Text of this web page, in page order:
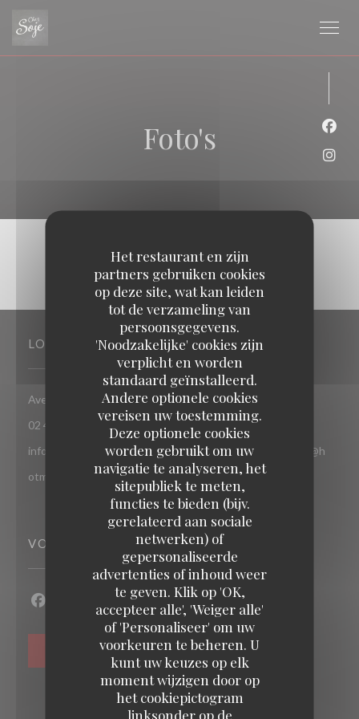
Het restaurant en zijn
partners gebruiken cookies
op deze site, wat kan leiden
tot de verzameling van
persoonsgegevens.
'Noodzakelijke' cookies zijn
verplicht en worden
standaard geïnstalleerd.
Andere optionele cookies
vereisen uw toestemming.
Deze optionele cookies
worden gebruikt om uw
navigatie te analyseren, het
sitepubliek te meten,
functies te bieden (bijv.
gerelateerd aan sociale
netwerken) of
gepersonaliseerde
advertenties of inhoud weer
te geven. Klik op 'OK,
accepteer alle', 'Weiger alle'
of 'Personaliseer' om uw
voorkeuren te beheren. U
kunt uw keuzes op elk
moment wijzigen door op
het cookiepictogram
linksonder op de
Foto's
LOCATIE
Avenue de jette 85 1090 Jette Bruxelles((opent in een nieuw
02 427 55 52
info@chezsoje.be,dubmichel@hotmail.com,freddubois66@h
otmail.com
VOLG ONS
Facebook ((opent in een nieuw venster))
Instagram ((opent in een nieuw venster))
NIEUWSBRIEF